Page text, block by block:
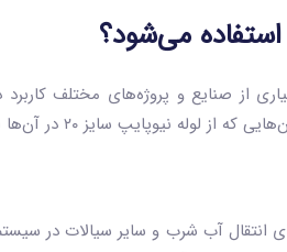
از صنایع و پروژه‌های مختلف
در آن‌ها بهره‌برداری می‌شود، اشاره می‌کنیم:
گزینه‌ها برای انتقال آب شرب و سایر